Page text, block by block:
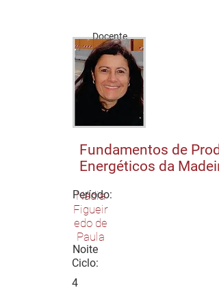
Docente
Fundamentos de
Energéticos da
Período:
Noite
Nádia
Figueir
edo de
Paula
Ciclo:
4